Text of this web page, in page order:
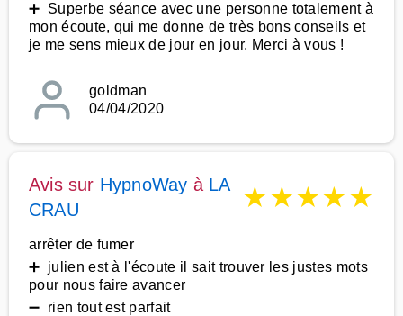
➕ Superbe séance avec une personne totalement à
mon écoute, qui me donne de très bons conseils et
je me sens mieux de jour en jour. Merci à vous !
goldman
04/04/2020
Avis sur HypnoWay à LA
CRAU
★★★★★
arrêter de fumer
➕ julien est à l'écoute il sait trouver les justes mots
pour nous faire avancer
➖ rien tout est parfait